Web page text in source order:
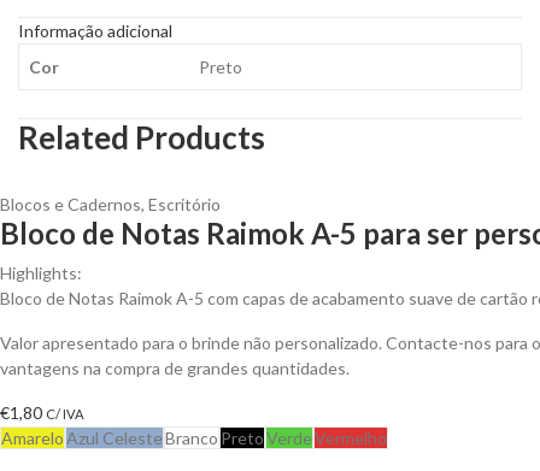
Informação adicional
Cor
Preto
Related Products
Blocos e Cadernos, Escritório
Bloco de Notas Raimok A-5 para ser
Highlights:
Bloco de Notas Raimok A-5 com capas de acabamento suave de cartão
Valor apresentado para o brinde não personalizado. Contacte-nos para
vantagens na compra de grandes quantidades.
€1,80 C/ IVA
AmareloAzul CelesteBranco PretoVerdeVermelho